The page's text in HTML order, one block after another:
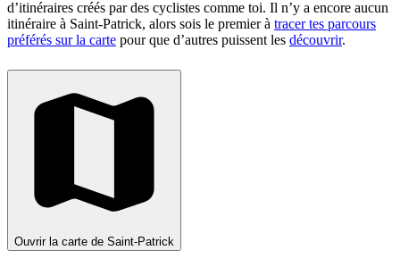
d’itinéraires créés par des cyclistes comme toi. Il n’y a encore aucun
itinéraire à Saint-Patrick, alors sois le premier à tracer tes parcours
préférés sur la carte pour que d’autres puissent les découvrir.
Ouvrir la carte de Saint-Patrick